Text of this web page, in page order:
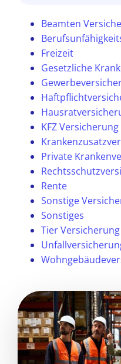
Beamten
Freizeit
Gesetzliche
KFZ Versicherung
Private
Rente
Sonstige
Sonstiges
Tier Versicherung